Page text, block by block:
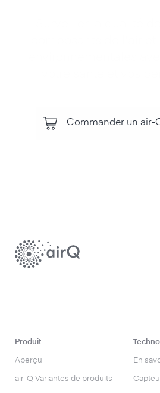
Commander un air-
Produit
Aperçu
air-Q Variantes de produits
En